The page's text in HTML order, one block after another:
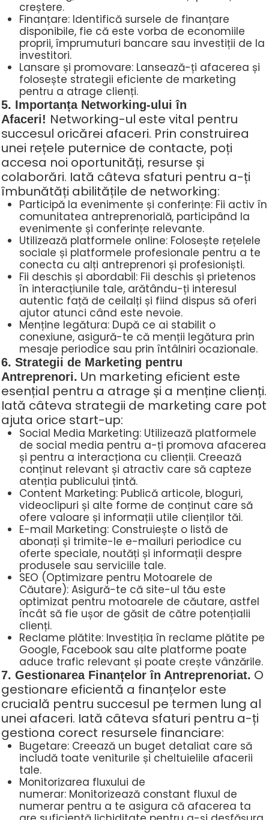
creștere.
Finanțare: Identifică sursele de finanțare
disponibile, fie că este vorba de economiile
proprii, împrumuturi bancare sau investiții de la
investitori.
Lansare și promovare: Lansează-ți afacerea și
folosește strategii eficiente de marketing
pentru a atrage clienți.
5. Importanța Networking-ului în
Afaceri! Networking-ul este vital pentru
succesul oricărei afaceri. Prin construirea
unei rețele puternice de contacte, poți
accesa noi oportunități, resurse și
colaborări. Iată câteva sfaturi pentru a-ți
îmbunătăți abilitățile de networking:
Participă la evenimente și conferințe: Fii activ în
comunitatea antreprenorială, participând la
evenimente și conferințe relevante.
Utilizează platformele online: Folosește rețelele
sociale și platformele profesionale pentru a te
conecta cu alți antreprenori și profesioniști.
Fii deschis și abordabil: Fii deschis și prietenos
în interacțiunile tale, arătându-ți interesul
autentic față de ceilalți și fiind dispus să oferi
ajutor atunci când este nevoie.
Menține legătura: După ce ai stabilit o
conexiune, asigură-te că menții legătura prin
mesaje periodice sau prin întâlniri ocazionale.
6. Strategii de Marketing pentru
Antreprenori. Un marketing eficient este
esențial pentru a atrage și a menține clienți.
Iată câteva strategii de marketing care pot
ajuta orice start-up:
Social Media Marketing: Utilizează platformele
de social media pentru a-ți promova afacerea
și pentru a interacționa cu clienții. Creează
conținut relevant și atractiv care să capteze
atenția publicului țintă.
Content Marketing: Publică articole, bloguri,
videoclipuri și alte forme de conținut care să
ofere valoare și informații utile clienților tăi.
E-mail Marketing: Construiește o listă de
abonați și trimite-le e-mailuri periodice cu
oferte speciale, noutăți și informații despre
produsele sau serviciile tale.
SEO (Optimizare pentru Motoarele de
Căutare): Asigură-te că site-ul tău este
optimizat pentru motoarele de căutare, astfel
încât să fie ușor de găsit de către potențialii
clienți.
Reclame plătite: Investiția în reclame plătite pe
Google, Facebook sau alte platforme poate
aduce trafic relevant și poate crește vânzările.
7. Gestionarea Finanțelor în Antreprenoriat. O
gestionare eficientă a finanțelor este
crucială pentru succesul pe termen lung al
unei afaceri. Iată câteva sfaturi pentru a-ți
gestiona corect resursele financiare:
Bugetare: Creează un buget detaliat care să
includă toate veniturile și cheltuielile afacerii
tale.
Monitorizarea fluxului de
numerar: Monitorizează constant fluxul de
numerar pentru a te asigura că afacerea ta